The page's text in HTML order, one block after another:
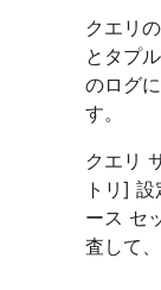
クエリ
とタプ
のログ
す。
クエリ
トリ]
ース セ
査して